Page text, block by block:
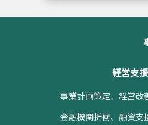
経営支
事業計画策定、経営改
金融機関折衝、融資支